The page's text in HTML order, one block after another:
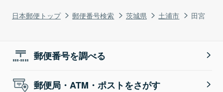
日本郵便トップ 郵便番号検索 茨城県 土浦市 田宮
郵便番号を調べる
郵便局・ATM・ポストをさがす